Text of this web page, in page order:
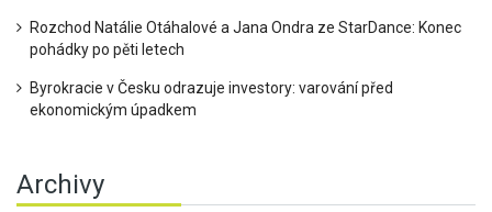
Rozchod Natálie Otáhalové a Jana Ondra ze StarDance: Konec
pohádky po pěti letech
Byrokracie v Česku odrazuje investory: varování před
ekonomickým úpadkem
Archivy